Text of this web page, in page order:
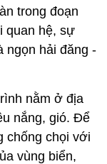
trong đoạn
quan hệ, sự
ngọn hải đăng -
nằm ở địa
nắng, gió. Để
chống chọi với
vùng biển,